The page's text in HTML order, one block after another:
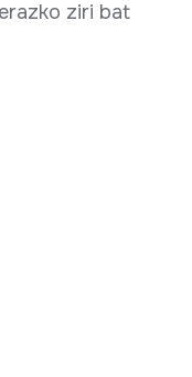
ziri bat